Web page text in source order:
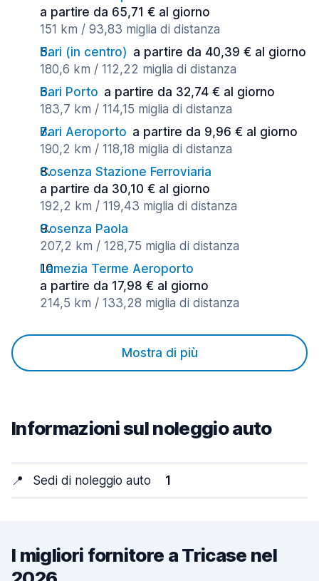
a partire da 65,71 € al giorno
151 km / 93,83 miglia di distanza
Bari (in centro) a partire da 40,39 € al giorno
180,6 km / 112,22 miglia di distanza
Bari Porto a partire da 32,74 € al giorno
183,7 km / 114,15 miglia di distanza
Bari Aeroporto a partire da 9,96 € al giorno
190,2 km / 118,18 miglia di distanza
Cosenza Stazione Ferroviaria
a partire da 30,10 € al giorno
192,2 km / 119,43 miglia di distanza
Cosenza Paola
207,2 km / 128,75 miglia di distanza
Lamezia Terme Aeroporto
a partire da 17,98 € al giorno
214,5 km / 133,28 miglia di distanza
Mostra di più
Informazioni sul noleggio auto
📍 Sedi di noleggio auto 1
I migliori fornitore a Tricase nel